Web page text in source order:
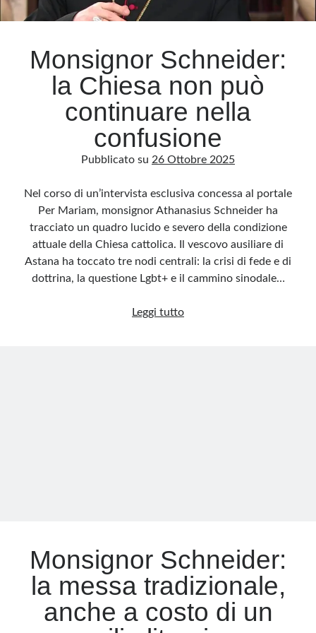
Archivio
Archivi
Categorie
senza alcuna periodicità. Non può pertanto considerarsi un prodotto editoriale ai
pubblicato dai lettori nei commenti ai vari post. Saranno comunque cancellati quelli
ritenuti offensivi o lesivi dell’immagine o dell’onorabilità di terzi, di genere spam,
razzisti o che contengano dati personali non conformi al rispetto delle norme sulla
privacy. Alcune immagini inserite in questo blog sono tratte da Internet e, pertanto,
considerate di pubblico dominio. Qualora la loro pubblicazione violasse eventuali
diritti d’autore, vi invito a comunicarlo via e-mail a info[at]dinovalle.it e saranno
immediatamente rimosse. L’autore del blog non è responsabile dei siti collegati
Monsignor Schneider:
la Chiesa non può
continuare nella
confusione
Pubblicato su 26 Ottobre 2025
Nel corso di un’intervista esclusiva concessa al portale
Per Mariam, monsignor Athanasius Schneider ha
tracciato un quadro lucido e severo della condizione
attuale della Chiesa cattolica. Il vescovo ausiliare di
Astana ha toccato tre nodi centrali: la crisi di fede e di
dottrina, la questione Lgbt+ e il cammino sinodale…
Leggi tuttoMonsignor
Monsignor Schneider:
la messa tradizionale,
anche a costo di un